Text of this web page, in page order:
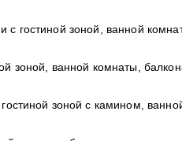
гостиной зоной, ванной
зоной, ванной комнаты,
зоной с камином,